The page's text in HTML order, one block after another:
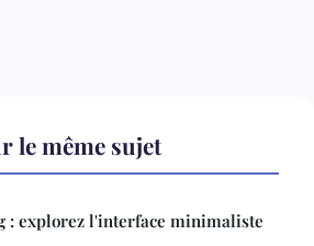
le même sujet
: explorez l'interface minimaliste